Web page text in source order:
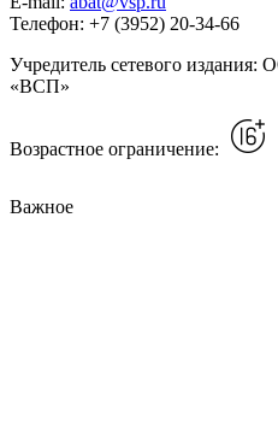
Телефон: +7 (3952) 20-34-66
Учредитель сетевого издания:
«ВСП»
Возрастное ограничение:
Важное